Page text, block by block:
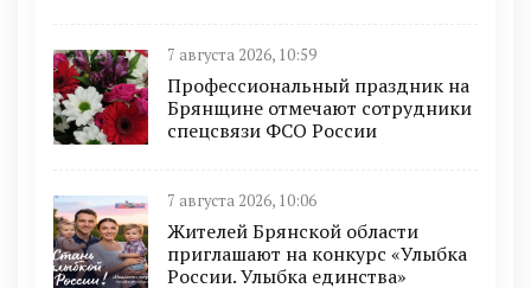
7 августа 2026, 10:59
Профессиональный праздник на
Брянщине отмечают сотрудники
спецсвязи ФСО России
7 августа 2026, 10:06
Жителей Брянской области
приглашают на конкурс «Улыбка
России. Улыбка единства»